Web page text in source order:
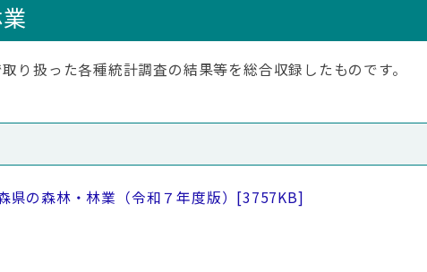
り扱った各種統計調査の結果等を総合収録したものです。
県の森林・林業（令和７年度版） [3757KB]